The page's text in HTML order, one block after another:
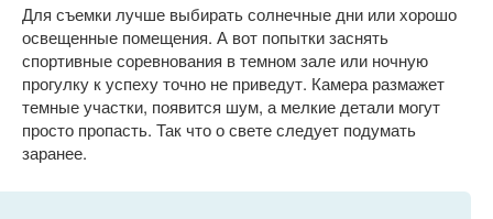
Для съемки лучше выбирать солнечные дни или хорошо
освещенные помещения. А вот попытки заснять
спортивные соревнования в темном зале или ночную
прогулку к успеху точно не приведут. Камера размажет
темные участки, появится шум, а мелкие детали могут
просто пропасть. Так что о свете следует подумать
заранее.